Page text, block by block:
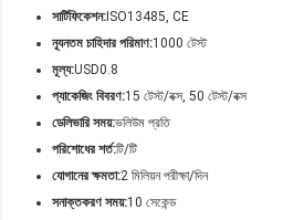
সার্টিফিকেশন: ISO13485, CE
ন্যূনতম চাহিদার পরিমাণ:1000 টেস্ট
মূল্য:USD0.8
প্যাকেজিং বিবরণ:15 টেস্ট/বক্স, 50 টেস্ট/বক্স
ডেলিভারি সময়:ভলিউম প্রতি
পরিশোধের শর্ত:টি/টি
যোগানের ক্ষমতা:2 মিলিয়ন পরীক্ষা/দিন
সনাক্তকরণ সময়:10 সেকেন্ড